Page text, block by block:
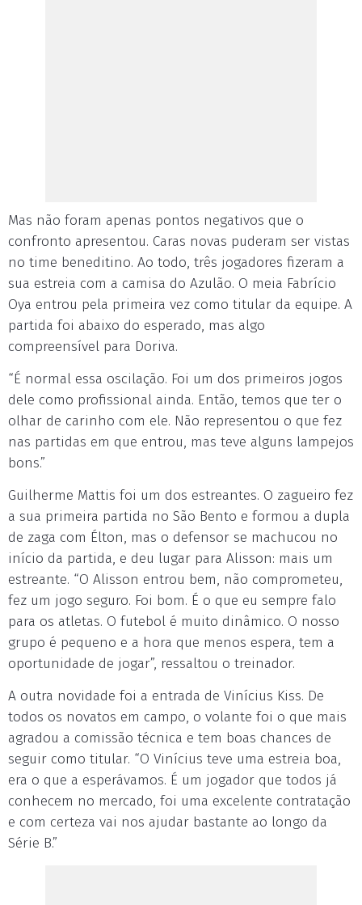
Mas não foram apenas pontos negativos que o
confronto apresentou. Caras novas puderam ser vistas
no time beneditino. Ao todo, três jogadores fizeram a
sua estreia com a camisa do Azulão. O meia Fabrício
Oya entrou pela primeira vez como titular da equipe. A
partida foi abaixo do esperado, mas algo
compreensível para Doriva.
“É normal essa oscilação. Foi um dos primeiros jogos
dele como profissional ainda. Então, temos que ter o
olhar de carinho com ele. Não representou o que fez
nas partidas em que entrou, mas teve alguns lampejos
bons.”
Guilherme Mattis foi um dos estreantes. O zagueiro fez
a sua primeira partida no São Bento e formou a dupla
de zaga com Élton, mas o defensor se machucou no
início da partida, e deu lugar para Alisson: mais um
estreante. “O Alisson entrou bem, não comprometeu,
fez um jogo seguro. Foi bom. É o que eu sempre falo
para os atletas. O futebol é muito dinâmico. O nosso
grupo é pequeno e a hora que menos espera, tem a
oportunidade de jogar”, ressaltou o treinador.
A outra novidade foi a entrada de Vinícius Kiss. De
todos os novatos em campo, o volante foi o que mais
agradou a comissão técnica e tem boas chances de
seguir como titular. “O Vinícius teve uma estreia boa,
era o que a esperávamos. É um jogador que todos já
conhecem no mercado, foi uma excelente contratação
e com certeza vai nos ajudar bastante ao longo da
Série B.”